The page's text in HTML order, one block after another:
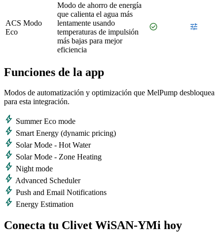
ACS Modo
Eco
Modo de ahorro de energía
que calienta el agua más
lentamente usando
temperaturas de impulsión
más bajas para mejor
eficiencia
check_circle tune
Funciones de la app
Modos de automatización y optimización que MelPump desbloquea
para esta integración.
bolt Summer Eco mode
bolt Smart Energy (dynamic pricing)
bolt Solar Mode - Hot Water
bolt Solar Mode - Zone Heating
bolt Night mode
bolt Advanced Scheduler
bolt Push and Email Notifications
bolt Energy Estimation
Conecta tu Clivet WiSAN-YMi hoy